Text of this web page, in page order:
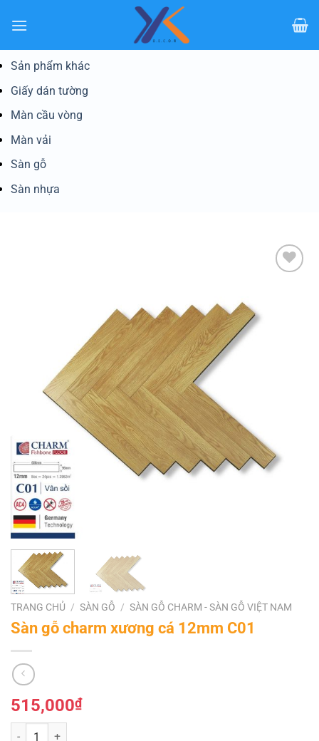
qua
dungSản phẩm khác
Giấy dán tường
Màn cầu vòng
Màn vải
Sàn gỗ
Sàn nhựa
TRANG CHỦ / SÀN GỖ / SÀN GỖ CHARM - SÀN GỖ VIỆT NAM
Sàn gỗ charm xương cá 12mm C01
515,000₫
Sàn gỗ charm xương cá 12mm C01 số lượng